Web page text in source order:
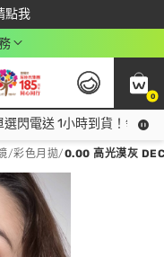
點我
$350
0
選閃電送 1小時到貨！領神
/彩色月拋/0.00 高光漠灰